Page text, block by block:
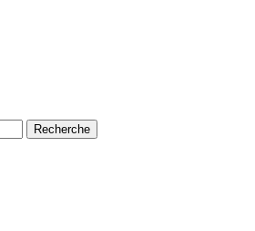
Recherche